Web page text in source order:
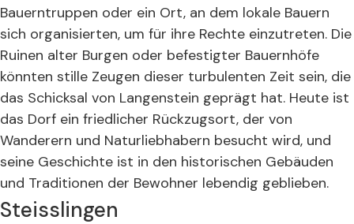
Bauerntruppen oder ein Ort, an dem lokale Bauern
sich organisierten, um für ihre Rechte einzutreten. Die
Ruinen alter Burgen oder befestigter Bauernhöfe
könnten stille Zeugen dieser turbulenten Zeit sein, die
das Schicksal von Langenstein geprägt hat. Heute ist
das Dorf ein friedlicher Rückzugsort, der von
Wanderern und Naturliebhabern besucht wird, und
seine Geschichte ist in den historischen Gebäuden
und Traditionen der Bewohner lebendig geblieben.
Steisslingen